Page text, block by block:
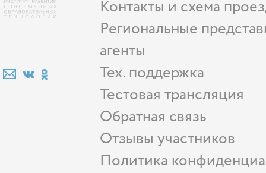
Контакты и схема
Региональные
агенты
Тех. поддержка
Тестовая трансляция
Обратная связь
Отзывы участников
Политика